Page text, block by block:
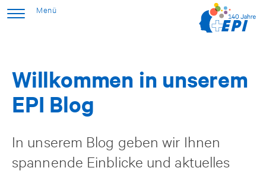
Willkommen in unserem
EPI Blog
In unserem Blog geben wir Ihnen
spannende Einblicke und aktuelles